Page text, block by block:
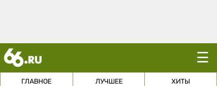
☰
ГЛАВНОЕ ЛУЧШЕЕ ХИТЫ